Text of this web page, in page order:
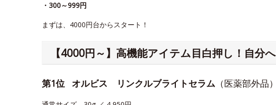
・300～999円
まずは、4000円台からスタート！
【4000円～】高機能アイテム目白押し！自分
第1位 オルビス リンクルブライトセラム （医薬部外品）